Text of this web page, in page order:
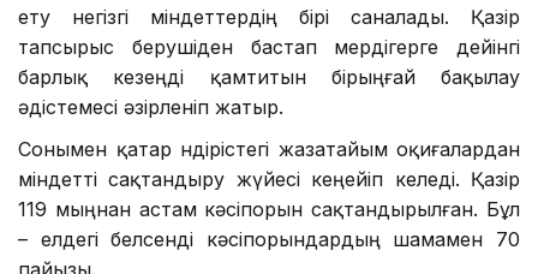
ету негізгі міндеттердің бірі саналады. Қазір
тапсырыс берушіден бастап мердігерге дейінгі
барлық кезеңді қамтитын бірыңғай бақылау
әдістемесі әзірленіп жатыр.
Сонымен қатар өндірістегі жазатайым оқиғалардан
міндетті сақтандыру жүйесі кеңейіп келеді. Қазір
119 мыңнан астам кәсіпорын сақтандырылған. Бұл
– елдегі белсенді кәсіпорындардың шамамен 70
пайызы.